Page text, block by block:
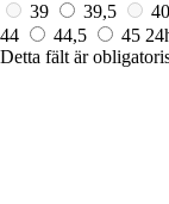
39
39,5 40
44
44,5 45
Detta fält är